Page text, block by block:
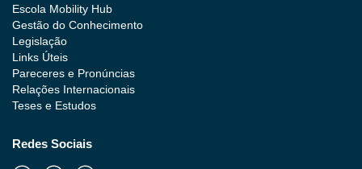
Escola Mobility Hub
Gestão do Conhecimento
Legislação
Links Úteis
Pareceres e Pronúncias
Relações Internacionais
Teses e Estudos
Redes Sociais